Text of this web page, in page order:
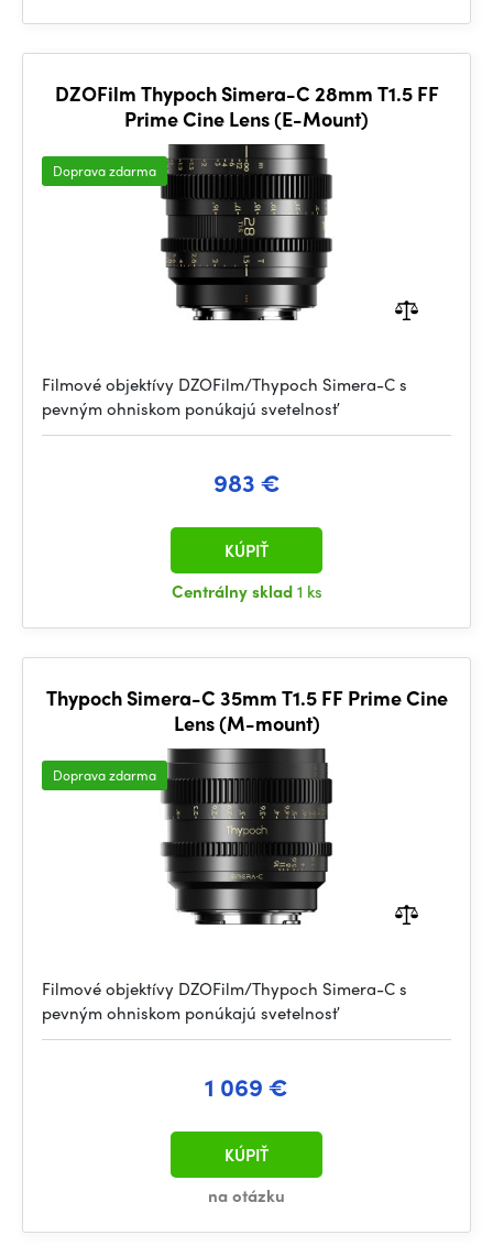
DZOFilm Thypoch Simera-C 28mm T1.5 FF
Prime Cine Lens (E-Mount)
Doprava zdarma
Filmové objektívy DZOFilm/Thypoch Simera-C s
pevným ohniskom ponúkajú svetelnosť
983 €
Centrálny sklad1 ks
KÚPIŤ
Thypoch Simera-C 35mm T1.5 FF Prime Cine
Lens (M-mount)
Doprava zdarma
Filmové objektívy DZOFilm/Thypoch Simera-C s
pevným ohniskom ponúkajú svetelnosť
1 069 €
na otázku
KÚPIŤ